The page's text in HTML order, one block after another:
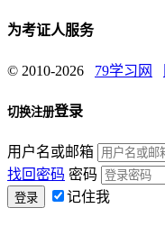
为考证人服务
© 2010-2026 79学习网
切换注册登录
用户名或邮箱
找回密码 密码
记住我